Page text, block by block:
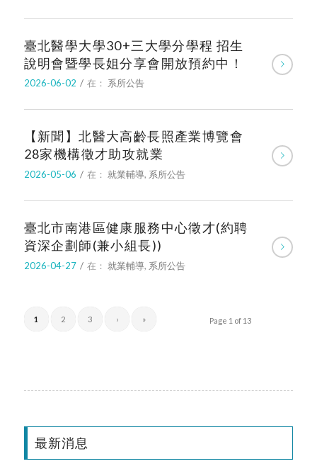
臺北醫學大學30+三大學分學程 招生
說明會暨學長姐分享會開放預約中！
2026-06-02 / 在： 系所公告
【新聞】北醫大高齡長照產業博覽會
28家機構徵才助攻就業
2026-05-06 / 在： 就業輔導, 系所公告
臺北市南港區健康服務中心徵才(約聘
資深企劃師(兼小組長))
2026-04-27 / 在： 就業輔導, 系所公告
Page 1 of 13
1 2 3 › »
最新消息